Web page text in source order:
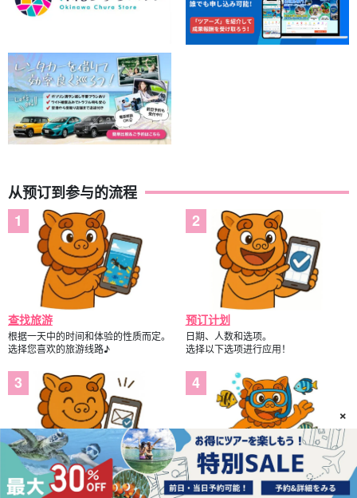
从预订到参与的流程
查找旅游
根据一天中的时间和体验的性质而定。
选择您喜欢的旅游线路♪
预订计划
日期、人数和选项。
选择以下选项进行应用！
查看您的电子邮件。 参加游览
×